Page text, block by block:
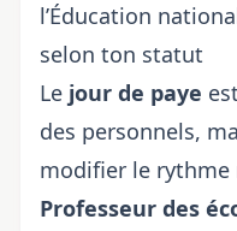
l’Éducation
selon ton statut
Le jour de paye
des personnels,
modifier le rythme
Professeur des